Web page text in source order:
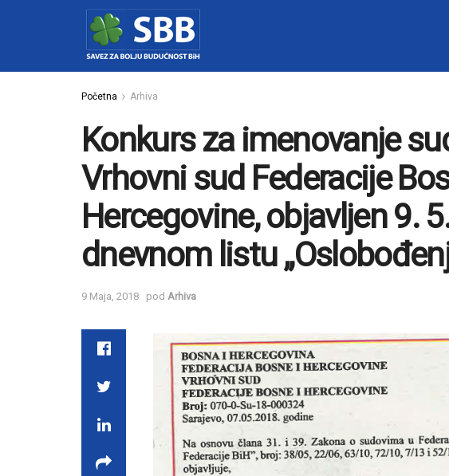
Početna Arhiva
Konkurs za imenovanje
Vrhovni sud Federacije
Hercegovine, objavljen 9.
dnevnom listu
9 Maja, 2018 pod Arhiva